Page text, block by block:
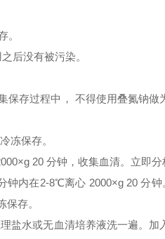
。
后没有被污染。
保存过程中， 不得使用叠氮钠
冻保存。
20 分钟，收集血清。立即
钟内在2-8℃离心 2000×g 20 分
存。
盐水或无血清培养液洗一遍。